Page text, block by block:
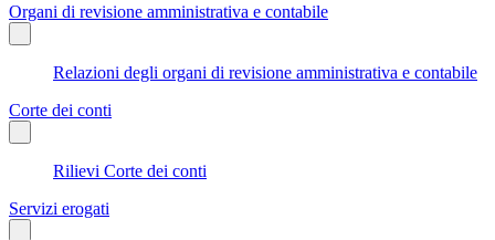
Organi di revisione amministrativa e contabile
Relazioni degli organi di revisione amministrativa e contabile
Corte dei conti
Rilievi Corte dei conti
Servizi erogati